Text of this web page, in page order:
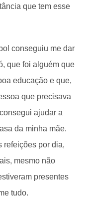
que tem esse
conseguiu me dar
que foi alguém que
educação e que,
que precisava
ajudar a
da minha mãe.
refeições por dia,
mesmo não
presentes
tudo.